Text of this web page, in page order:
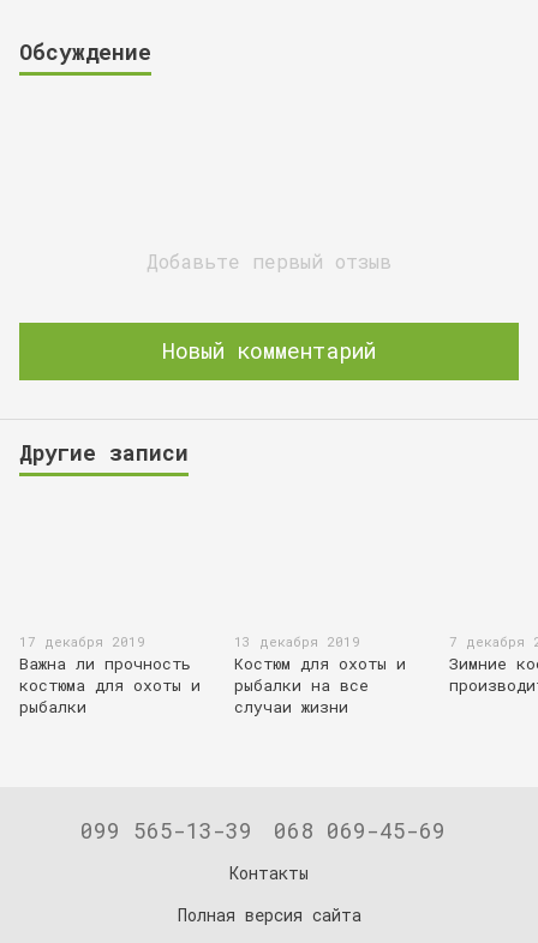
Обсуждение
Добавьте первый отзыв
Новый комментарий
Другие записи
17 декабря 2019
Важна ли прочность
костюма для охоты и
рыбалки
13 декабря 2019
Костюм для охоты и
рыбалки на все
случаи жизни
7 декабря
Зимние
099 565-13-39 068 069-45-69
Контакты
Полная версия сайта